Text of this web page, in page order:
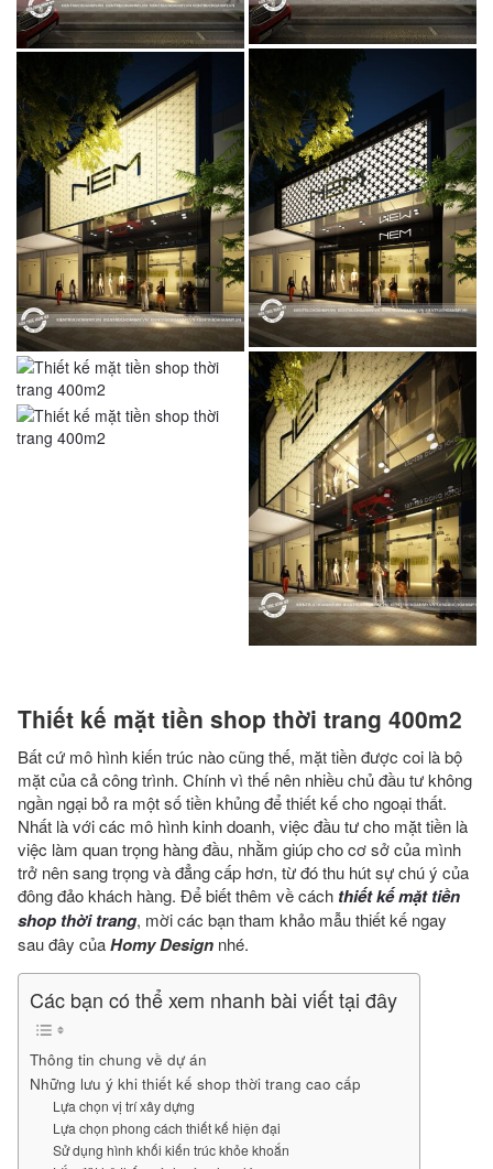
Thiết kế mặt tiền shop thời trang 400m2
Bất cứ mô hình kiến trúc nào cũng thế, mặt tiền được coi là bộ
mặt của cả công trình. Chính vì thế nên nhiều chủ đầu tư không
ngần ngại bỏ ra một số tiền khủng để thiết kế cho ngoại thất.
Nhất là với các mô hình kinh doanh, việc đầu tư cho mặt tiền là
việc làm quan trọng hàng đầu, nhằm giúp cho cơ sở của mình
trở nên sang trọng và đẳng cấp hơn, từ đó thu hút sự chú ý của
đông đảo khách hàng. Để biết thêm về cách thiết kế mặt tiền
shop thời trang, mời các bạn tham khảo mẫu thiết kế ngay
sau đây củaHomy Design nhé.
Các bạn có thể xem nhanh bài viết tại đây
Thông tin chung về dự án
Những lưu ý khi thiết kế shop thời trang cao cấp
Lựa chọn vị trí xây dựng
Lựa chọn phong cách thiết kế hiện đại
Sử dụng hình khối kiến trúc khỏe khoắn